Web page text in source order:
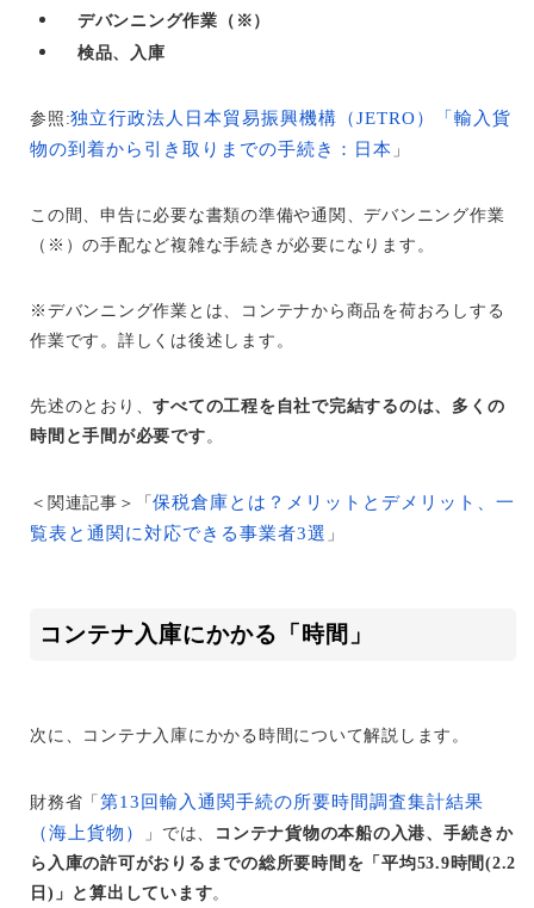
デバンニング作業（※）
検品、入庫
参照:独立行政法人日本貿易振興機構（JETRO）「輸入貨
物の到着から引き取りまでの手続き：日本 」
この間、申告に必要な書類の準備や通関、デバンニング作業
（※）の手配など複雑な手続きが必要になります。
※デバンニング作業とは、コンテナから商品を荷おろしする
作業です。詳しくは後述します。
先述のとおり、すべての工程を自社で完結するのは、多くの
時間と手間が必要です。
＜関連記事＞「保税倉庫とは？メリットとデメリット、一
覧表と通関に対応できる事業者3選 」
コンテナ入庫にかかる「時間」
次に、コンテナ入庫にかかる時間について解説します。
財務省「 第13回輸入通関手続の所要時間調査集計結果
（海上貨物）
」では、
コンテナ貨物の本船の入港、手続きか
ら入庫の許可がおりるまでの総所要時間を「平均53.9時間(2.2
日)」と算出しています。